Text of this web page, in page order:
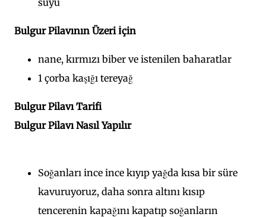
suyu
Bulgur Pilavının Üzeri İçin
nane, kırmızı biber ve istenilen baharatlar
1 çorba kaşığı tereyağ
Bulgur Pilavı Tarifi
Bulgur Pilavı Nasıl Yapılır
Soğanları ince ince kıyıp yağda kısa bir süre
kavuruyoruz, daha sonra altını kısıp
tencerenin kapağını kapatıp soğanların